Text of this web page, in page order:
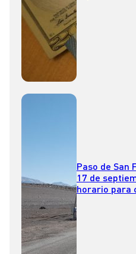
Paso de San
17 de
horario para